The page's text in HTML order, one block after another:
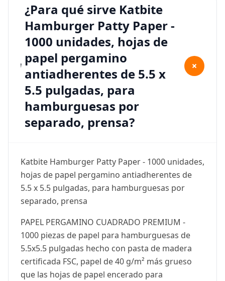
¿Para qué sirve Katbite
Hamburger Patty Paper -
1000 unidades, hojas de
papel pergamino
antiadherentes de 5.5 x
5.5 pulgadas, para
hamburguesas por
separado, prensa?
+
Katbite Hamburger Patty Paper - 1000 unidades,
hojas de papel pergamino antiadherentes de
5.5 x 5.5 pulgadas, para hamburguesas por
separado, prensa
PAPEL PERGAMINO CUADRADO PREMIUM -
1000 piezas de papel para hamburguesas de
5.5x5.5 pulgadas hecho con pasta de madera
certificada FSC, papel de 40 g/m² más grueso
que las hojas de papel encerado para